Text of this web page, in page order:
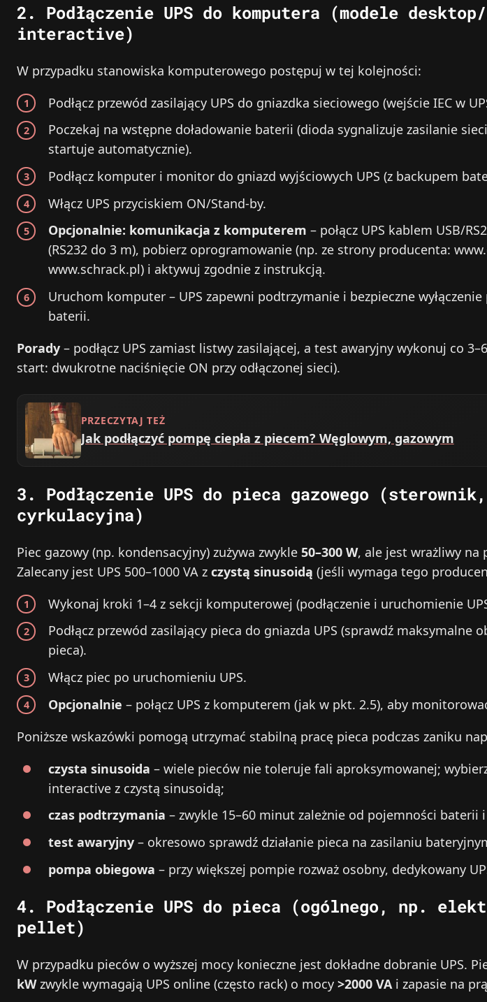
2. Podłączenie UPS do komputera (modele
interactive)
W przypadku stanowiska komputerowego postępuj w tej kolejności:
Podłącz przewód zasilający UPS do gniazdka sieciowego (wejście IEC w
Poczekaj na wstępne doładowanie baterii (dioda sygnalizuje zasilanie
startuje automatycznie).
Podłącz komputer i monitor do gniazd wyjściowych UPS (z backupem
Włącz UPS przyciskiem ON/Stand-by.
Opcjonalnie: komunikacja z komputerem – połącz UPS kablem USB/
(RS232 do 3 m), pobierz oprogramowanie (np. ze strony producenta:
www.schrack.pl) i aktywuj zgodnie z instrukcją.
Uruchom komputer – UPS zapewni podtrzymanie i bezpieczne
baterii.
Porady – podłącz UPS zamiast listwy zasilającej, a test awaryjny wykonuj co
start: dwukrotne naciśnięcie ON przy odłączonej sieci).
PRZECZYTAJ TEŻ
Jak podłączyć pompę ciepła z piecem? Węglowym, gazowym
3. Podłączenie UPS do pieca gazowego (sterownik,
cyrkulacyjna)
Piec gazowy (np. kondensacyjny) zużywa zwykle 50–300 W, ale jest wrażliwy na
Zalecany jest UPS 500–1000 VA z czystą sinusoidą (jeśli wymaga tego
Wykonaj kroki 1–4 z sekcji komputerowej (podłączenie i uruchomienie
Podłącz przewód zasilający pieca do gniazda UPS (sprawdź maksymalne
pieca).
Włącz piec po uruchomieniu UPS.
Opcjonalnie – połącz UPS z komputerem (jak w pkt. 2.5), aby
Poniższe wskazówki pomogą utrzymać stabilną pracę pieca podczas zaniku
czysta sinusoida – wiele pieców nie toleruje fali aproksymowanej;
interactive z czystą sinusoidą;
czas podtrzymania – zwykle 15–60 minut zależnie od pojemności baterii
test awaryjny – okresowo sprawdź działanie pieca na zasilaniu
pompa obiegowa – przy większej pompie rozważ osobny, dedykowany
4. Podłączenie UPS do pieca (ogólnego, np.
pellet)
W przypadku pieców o wyższej mocy konieczne jest dokładne dobranie UPS.
kWzwykle wymagają UPS online (często rack) o mocy >2000 VAi zapasie na